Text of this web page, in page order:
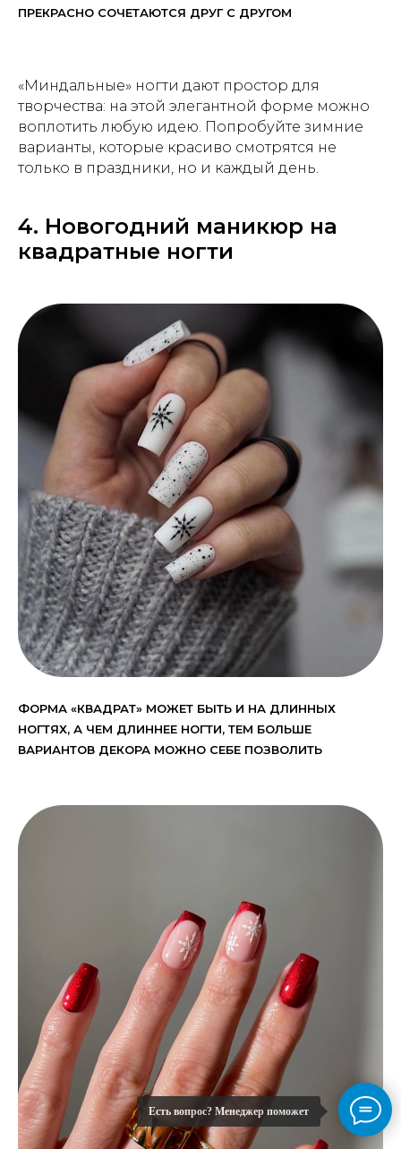
Есть вопрос? Менеджер поможет
ПРЕКРАСНО СОЧЕТАЮТСЯ ДРУГ С ДРУГОМ
«Миндальные» ногти дают простор для
творчества: на этой элегантной форме можно
воплотить любую идею. Попробуйте зимние
варианты, которые красиво смотрятся не
только в праздники, но и каждый день.
4. Новогодний маникюр на
квадратные ногти
ФОРМА «КВАДРАТ» МОЖЕТ БЫТЬ И НА ДЛИННЫХ
НОГТЯХ, А ЧЕМ ДЛИННЕЕ НОГТИ, ТЕМ БОЛЬШЕ
ВАРИАНТОВ ДЕКОРА МОЖНО СЕБЕ ПОЗВОЛИТЬ